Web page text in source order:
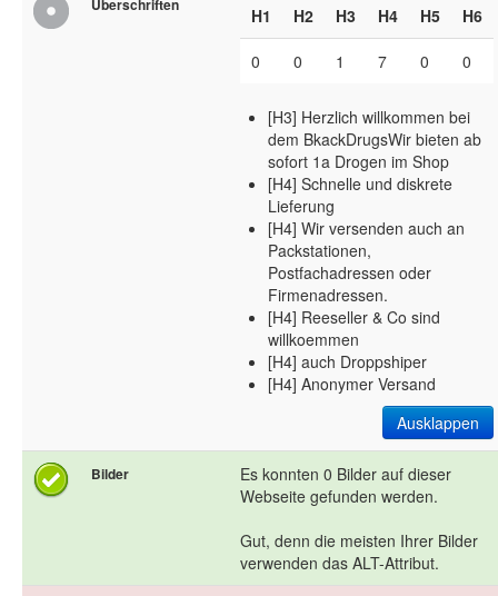
Überschriften H1 H2 H3 H4 H5 H6
0 0 1 7 0 0
[H3] Herzlich willkommen bei
dem BkackDrugsWir bieten ab
sofort 1a Drogen im Shop
[H4] Schnelle und diskrete
Lieferung
[H4] Wir versenden auch an
Packstationen,
Postfachadressen oder
Firmenadressen.
[H4] Reeseller & Co sind
willkoemmen
[H4] auch Droppshiper
[H4] Anonymer Versand
Ausklappen
Bilder
Es konnten 0 Bilder auf dieser
Webseite gefunden werden.
Gut, denn die meisten Ihrer Bilder
verwenden das ALT-Attribut.